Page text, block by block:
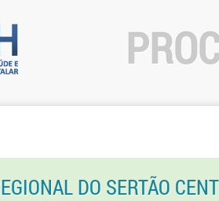
DO SERTÃO